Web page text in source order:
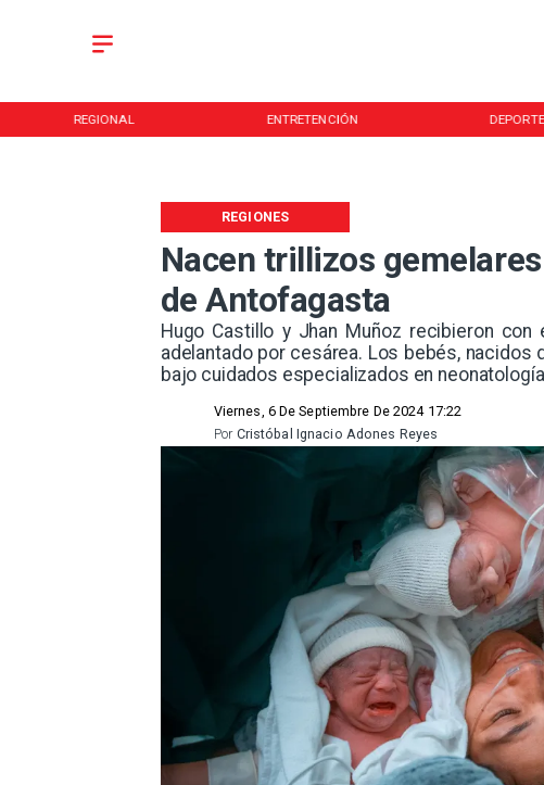
REGIONAL ENTRETENCIÓN
Nacen trillizos
de Antofagasta
​Hugo Castillo y Jhan Muñoz recibieron
adelantado por cesárea. Los bebés, nacidos
bajo cuidados especializados en
REGIONES
Viernes, 6 De Septiembre De 2024 17:22
Cristóbal Ignacio Adones Reyes
Por